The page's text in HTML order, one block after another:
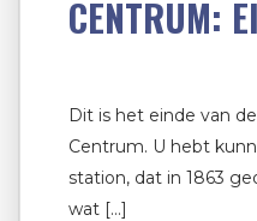
CENTRUM:
Dit is het einde van
Centrum. U hebt
station, dat in 1863
wat […]